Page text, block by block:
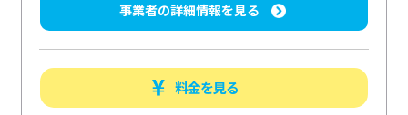
事業者の詳細情報を見る
料金を見る